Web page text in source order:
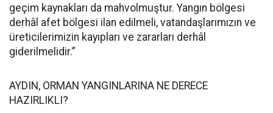
geçim kaynakları da mahvolmuştur. Yangın bölgesi
derhâl afet bölgesi ilan edilmeli, vatandaşlarımızın ve
üreticilerimizin kayıpları ve zararları derhâl
giderilmelidir.”
AYDIN, ORMAN YANGINLARINA NE DERECE
HAZIRLIKLI?